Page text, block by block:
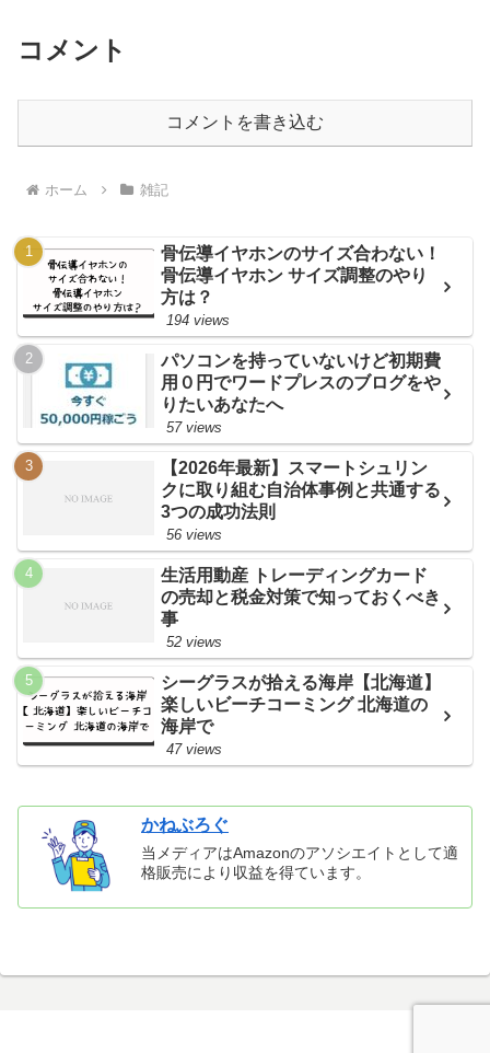
コメント
コメントを書き込む
ホーム 雑記
骨伝導イヤホンのサイズ合わない！
骨伝導イヤホン サイズ調整のやり
方は？
194 views
パソコンを持っていないけど初期費
用０円でワードプレスのブログをや
りたいあなたへ
57 views
【2026年最新】スマートシュリン
クに取り組む自治体事例と共通する
3つの成功法則
56 views
生活用動産 トレーディングカード
の売却と税金対策で知っておくべき
事
52 views
シーグラスが拾える海岸【北海道】
楽しいビーチコーミング 北海道の
海岸で
47 views
かねぶろぐ
当メディアはAmazonのアソシエイトとして適
格販売により収益を得ています。